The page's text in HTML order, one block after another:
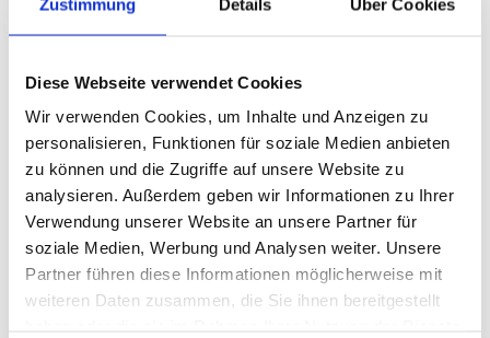
Zustimmung Details Über Cookies
Diese Webseite verwendet Cookies
Wir verwenden Cookies, um Inhalte und Anzeigen zu
personalisieren, Funktionen für soziale Medien anbieten
zu können und die Zugriffe auf unsere Website zu
analysieren. Außerdem geben wir Informationen zu Ihrer
Verwendung unserer Website an unsere Partner für
soziale Medien, Werbung und Analysen weiter. Unsere
Partner führen diese Informationen möglicherweise mit
weiteren Daten zusammen, die Sie ihnen bereitgestellt
STIMMRECHTSVERTRETUNG DURCH DIE DSW
Die DSW vertritt Ihre Stimmrechteauf sämtlichen
wichtigen Hauptversammlungen in Deutschland.
VERGANGENE HAUPTVERSAMMLUNGSTERMINE